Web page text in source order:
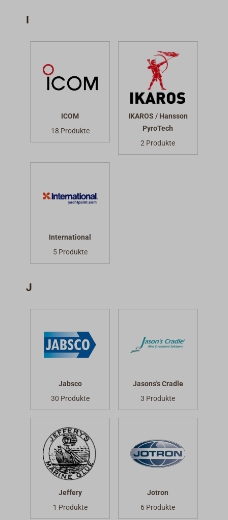
I
ICOM
18 Produkte
IKAROS / Hansson
PyroTech
2 Produkte
International
5 Produkte
J
Jabsco
30 Produkte
Jasons's Cradle
3 Produkte
Jeffery
1 Produkte
Jotron
6 Produkte